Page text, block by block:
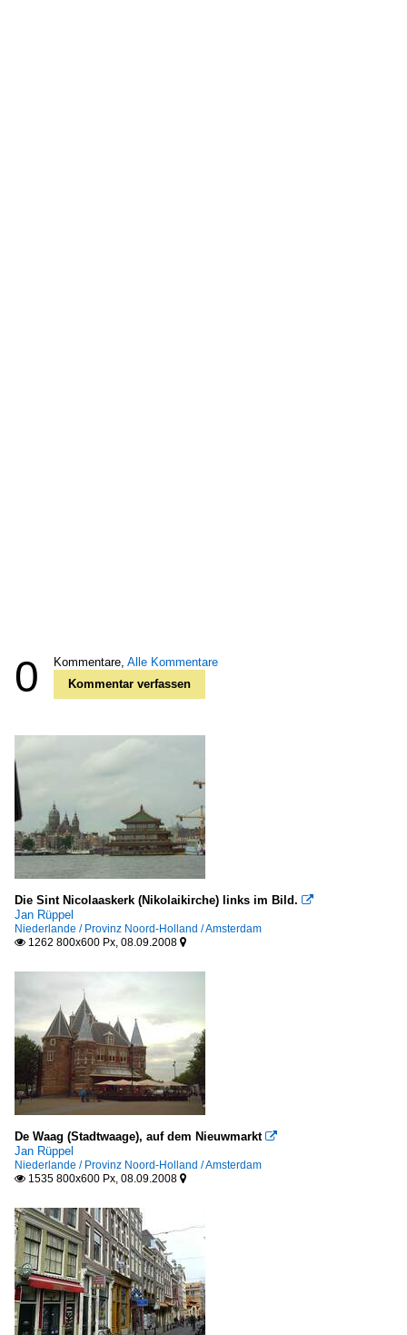
0 Kommentare, Alle Kommentare
Kommentar verfassen
Die Sint Nicolaaskerk (Nikolaikirche) links im Bild. 
Jan Rüppel
Niederlande / Provinz Noord-Holland / Amsterdam
 1262 800x600 Px, 08.09.2008 
De Waag (Stadtwaage), auf dem Nieuwmarkt 
Jan Rüppel
Niederlande / Provinz Noord-Holland / Amsterdam
 1535 800x600 Px, 08.09.2008 